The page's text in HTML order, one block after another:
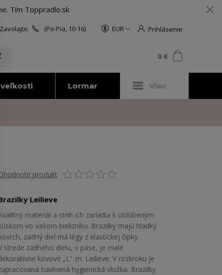
Tím Toppradlo.sk
EUR Prihlásenie
(Po-Pia, 10-16)
0 €
veľkosti Lormar Viac
produkt
Leilieve
materiál a strih ich zariadia k obľúbeným
vo vašom bielizníku. Brazilky majú hladký
zadný diel má légy z elastickej čipky.
strede zadného dielu, v páse, je malé
kovové „L“ zn. Leilieve. V rozkroku je
bavlnená hygienická vložka. Brazilky